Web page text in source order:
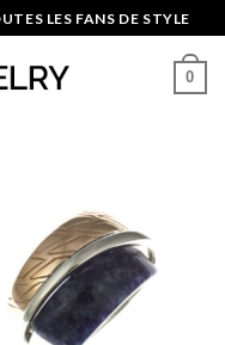
LES FANS DE STYLE
0